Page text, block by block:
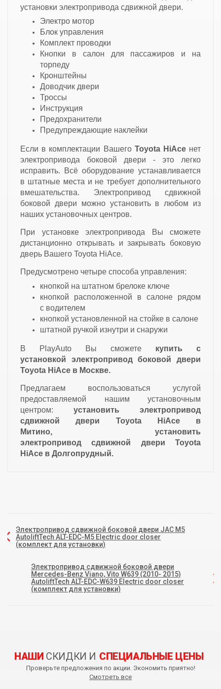
установки электропривода сдвижной двери.
Электро мотор
Блок управления
Комплект проводки
Кнопки в салон для пассажиров и на
торпеду
Кронштейны
Доводчик двери
Троссы
Инструкция
Предохранители
Предупреждающие наклейки
Если в комплектации Вашего Toyota HiAce нет
электропривода боковой двери - это легко
исправить. Всё оборудование устанавливается
в штатные места и не требует дополнительного
вмешательства. Электропривод сдвижной
боковой двери можно установить в любом из
наших установочных центров.
При установке электропривода Вы сможете
дистанционно открывать и закрывать боковую
дверь Вашего Toyota HiAce.
Предусмотрено четыре способа управления:
кнопкой на штатном брелоке ключе
кнопкой расположенной в салоне рядом
с водителем
кнопкой установленной на стойке в салоне
штатной ручкой изнутри и снаружи
В PlayAuto Вы сможете купить с
установкой электропривод боковой двери
Toyota HiAce в Москве.
Предлагаем воспользоваться услугой
предоставляемой нашим установочным
центром: установить электропривод
сдвижной двери Toyota HiAce в
Митино, установить
электропривод сдвижной двери Toyota
HiAce в Долгопрудный.
Электропривод сдвижной боковой двери JAC M5
AutoliftTech ALT-EDC-M5 Electric door closer
(комплект для установки)
Электропривод сдвижной боковой двери
Mercedes-Benz Viano, Vito W639 (2010- 2015)
AutoliftTech ALT-EDC-W639 Electric door closer
(комплект для установки)
НАШИ СКИДКИ И СПЕЦИАЛЬНЫЕ ЦЕНЫ
Проверьте предложения по акции. Экономить приятно!
Смотреть все